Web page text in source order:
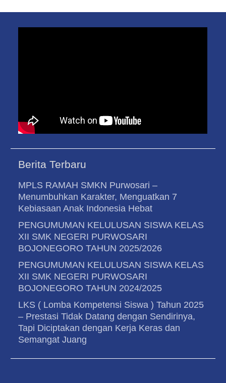
Berita Terbaru
MPLS RAMAH SMKN Purwosari –
Menumbuhkan Karakter, Menguatkan 7
Kebiasaan Anak Indonesia Hebat
PENGUMUMAN KELULUSAN SISWA KELAS
XII SMK NEGERI PURWOSARI
BOJONEGORO TAHUN 2025/2026
PENGUMUMAN KELULUSAN SISWA KELAS
XII SMK NEGERI PURWOSARI
BOJONEGORO TAHUN 2024/2025
LKS ( Lomba Kompetensi Siswa ) Tahun 2025
– Prestasi Tidak Datang dengan Sendirinya,
Tapi Diciptakan dengan Kerja Keras dan
Semangat Juang